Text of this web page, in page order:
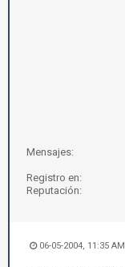
Mensajes:
Registro en:
Reputación:
06-05-2004, 11:35 AM